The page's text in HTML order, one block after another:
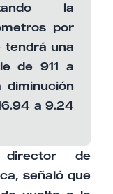
la
por
tendrá una
de 911 a
a 9.24
de
señaló que